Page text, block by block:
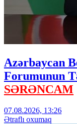
Azərbaycan
Forumunun
SƏRƏNCAM
07.08.2026, 13:26
Ətraflı oxumaq